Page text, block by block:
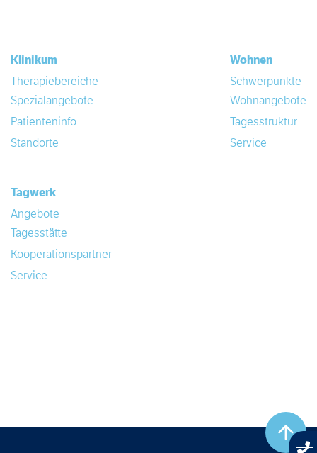
Klinikum
Therapiebereiche
Spezialangebote
Patienteninfo
Standorte
Wohnen
Schwerpunkte
Wohnangebote
Tagesstruktur
Service
Tagwerk
Angebote
Tagesstätte
Kooperationspartner
Service